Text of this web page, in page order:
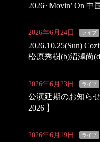
2026~Movin’ On 中
2026年6月24日 ライブ
2026.10.25(Sun)
松原秀樹(b)沼澤尚
2026年6月23日 ライブ
公演延期のお知ら
2026 】
2026年6月19日 ライブ